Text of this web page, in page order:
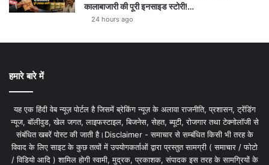
कालाबाजारी की पूरी इनसाइड स्टोरी!…
24 hours ago
हमारे बारे में
यह एक हिंदी वेब न्यूज़ पोर्टल है जिसमें ब्रेकिंग न्यूज़ के अलावा राजनीति, प्रशासन, ट्रेंडिंग
न्यूज, बॉलीवुड, खेल जगत, लाइफस्टाइल, बिजनेस, सेहत, ब्यूटी, रोजगार तथा टेक्नोलॉजी से
संबंधित खबरें पोस्ट की जाती है।Disclaimer - समाचार से सम्बंधित किसी भी तरह के
विवाद के लिए साइट के कुछ तत्वों में उपयोगकर्ताओं द्वारा प्रस्तुत सामग्री ( समाचार / फोटो
/ विडियो आदि ) शामिल होगी स्वामी, मुद्रक, प्रकाशक, संपादक इस तरह के सामग्रियों के